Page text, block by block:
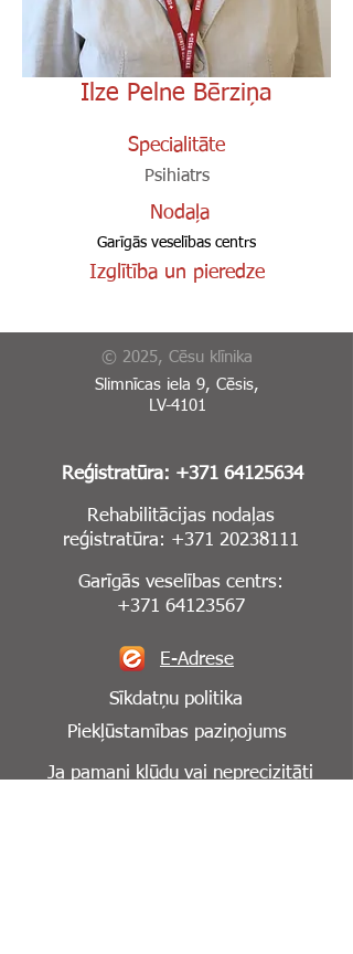
Ilze Pelne Bērziņa
Specialitāte
Psihiatrs
Nodaļa
Garīgās veselības centrs
Izglītība un pieredze
© 2025, Cēsu klīnika
Slimnīcas iela 9, Cēsis,
LV-4101
Reģistratūra: +371 64125634
Rehabilitācijas nodaļas
reģistratūra: +371 20238111
Garīgās veselības centrs:
+371 64123567
E-Adrese
Sīkdatņu politika
Piekļūstamības paziņojums
Ja pamani kļūdu vai neprecizitāti